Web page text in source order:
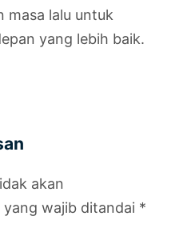
masa lalu untuk
yang lebih baik.
akan
yang wajib ditandai *